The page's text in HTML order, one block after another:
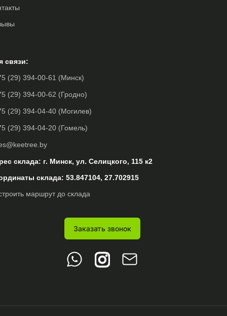
связи:
(29) 394-00-61 (Минск)
(29) 394-00-62 (Гродно)
(29) 394-04-40 (Могилев)
(29) 394-04-20 (Гомель)
склада: г. Минск, ул. Селицкого, 115 к2
склада: 53.847104, 27.702915
маршрут до склада
Заказать звонок